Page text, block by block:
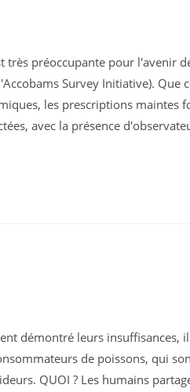
préoccupante pour l'avenir
Survey Initiative). Que
les prescriptions maintes
avec la présence
démontré leurs insuffisances,
de poissons, qui
QUOI ? Les humains